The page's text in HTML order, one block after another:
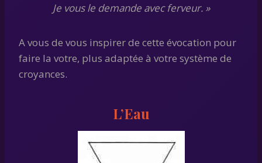
Je vous le demande avec ferveur. »
A vous de vous inspirer de cette évocation pour
faire la votre, plus adaptée à votre système de
croyances.
L’Eau